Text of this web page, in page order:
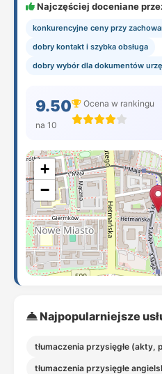
Najczęściej doceniane
konkurencyjne ceny przy
dobry kontakt i szybka obsługa
dobry wybór dla dokumentów
9.50
na 10
Ocena w rankingu
+
−
Najpopularniejsze
tłumaczenia przysięgłe (akty,
tłumaczenia przysięgłe